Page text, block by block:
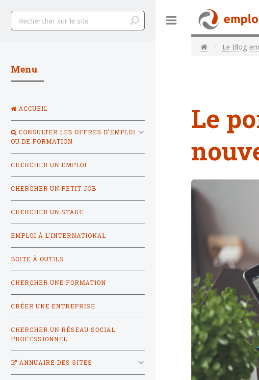
Le Blog
Le
Menu
ACCUEIL
CONSULTER LES OFFRES D'EMPLOI
OU DE FORMATION
CHERCHER UN EMPLOI
CHERCHER UN PETIT JOB
CHERCHER UN STAGE
EMPLOI À L'INTERNATIONAL
BOITE À OUTILS
CHERCHER UNE FORMATION
CRÉER UNE ENTREPRISE
CHERCHER UN RÉSEAU SOCIAL
PROFESSIONNEL
ANNUAIRE DES SITES
Toggle